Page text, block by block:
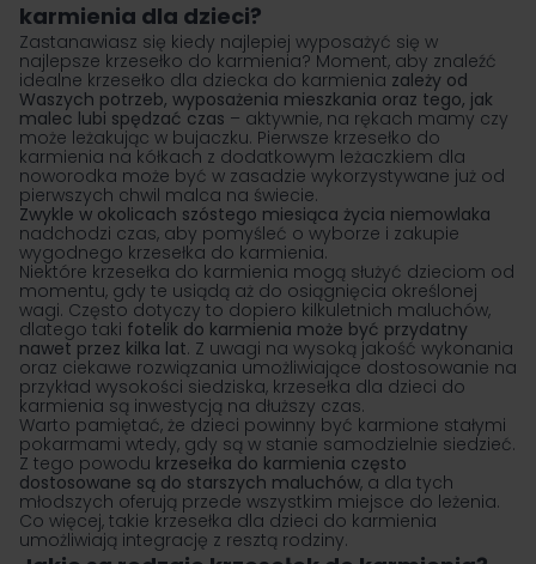
karmienia dla dzieci?
Zastanawiasz się kiedy najlepiej wyposażyć się w
najlepsze krzesełko do karmienia? Moment, aby znaleźć
idealne krzesełko dla dziecka do karmienia zależy od
Waszych potrzeb, wyposażenia mieszkania oraz tego, jak
malec lubi spędzać czas – aktywnie, na rękach mamy czy
może leżakując w bujaczku. Pierwsze krzesełko do
karmienia na kółkach z dodatkowym leżaczkiem dla
noworodka może być w zasadzie wykorzystywane już od
pierwszych chwil malca na świecie.
Zwykle w okolicach szóstego miesiąca życia niemowlaka
nadchodzi czas, aby pomyśleć o wyborze i zakupie
wygodnego krzesełka do karmienia.
Niektóre krzesełka do karmienia mogą służyć dzieciom od
momentu, gdy te usiądą aż do osiągnięcia określonej
wagi. Często dotyczy to dopiero kilkuletnich maluchów,
dlatego taki fotelik do karmienia może być przydatny
nawet przez kilka lat. Z uwagi na wysoką jakość wykonania
oraz ciekawe rozwiązania umożliwiające dostosowanie na
przykład wysokości siedziska, krzesełka dla dzieci do
karmienia są inwestycją na dłuższy czas.
Warto pamiętać, że dzieci powinny być karmione stałymi
pokarmami wtedy, gdy są w stanie samodzielnie siedzieć.
Z tego powodu krzesełka do karmienia często
dostosowane są do starszych maluchów, a dla tych
młodszych oferują przede wszystkim miejsce do leżenia.
Co więcej, takie krzesełka dla dzieci do karmienia
umożliwiają integrację z resztą rodziny.